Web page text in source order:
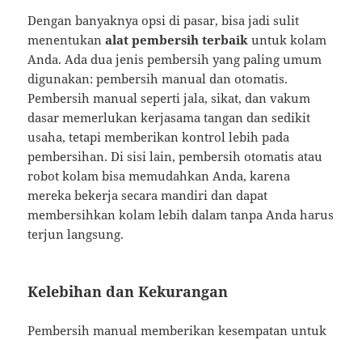
Dengan banyaknya opsi di pasar, bisa jadi sulit
menentukanalat pembersih terbaik untuk kolam
Anda. Ada dua jenis pembersih yang paling umum
digunakan: pembersih manual dan otomatis.
Pembersih manual seperti jala, sikat, dan vakum
dasar memerlukan kerjasama tangan dan sedikit
usaha, tetapi memberikan kontrol lebih pada
pembersihan. Di sisi lain, pembersih otomatis atau
robot kolam bisa memudahkan Anda, karena
mereka bekerja secara mandiri dan dapat
membersihkan kolam lebih dalam tanpa Anda harus
terjun langsung.
Kelebihan dan Kekurangan
Pembersih manual memberikan kesempatan untuk